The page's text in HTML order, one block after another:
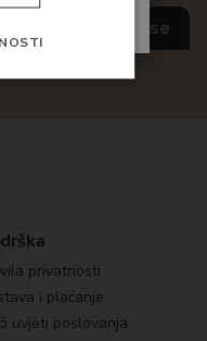
privatnosti
i plaćanje
uvjeti poslovanja